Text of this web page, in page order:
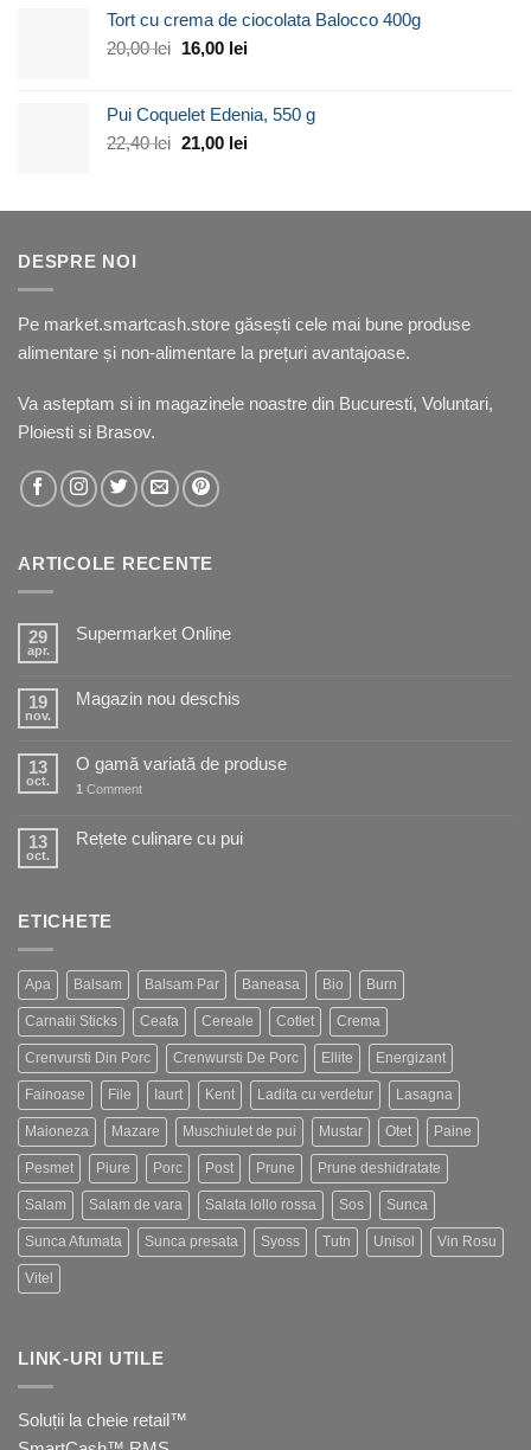
fost:
11,99 lei.
9,99 lei.
Tort cu crema de ciocolata Balocco 400g
20,00lei Prețul
fost:
20,00 lei.
16,00 leiPrețul
16,00 lei.
Pui Coquelet Edenia, 550 g
22,40lei Prețul
fost:
21,00 leiPrețul
21,00 lei.
DESPRE NOI
Pe market.smartcash.store găsești cele mai bune produse
alimentare și non-alimentare la prețuri avantajoase.
Va asteptam si in magazinele noastre din Bucuresti, Voluntari,
Ploiesti si Brasov.
ARTICOLE RECENTE
29
apr.
Supermarket Online
19
nov.
Magazin nou deschis
13
oct.
O gamă variată de produse
1 Comment
13
oct.
Rețete culinare cu pui
ETICHETE
Apa Balsam Balsam Par Baneasa Bio Burn
Carnatii Sticks Ceafa Cereale Cotlet Crema
Crenvursti Din Porc Crenwursti De Porc Ellite Energizant
Fainoase File Iaurt Kent Ladita cu verdetur Lasagna
Maioneza Mazare Muschiulet de pui Mustar Otet Paine
Pesmet Piure Porc Post Prune Prune deshidratate
Salam Salam de vara Salata lollo rossa Sos Sunca
Sunca Afumata Sunca presata Syoss Tutn Unisol Vin Rosu
Vitel
LINK-URI UTILE
Soluții la cheie retail™